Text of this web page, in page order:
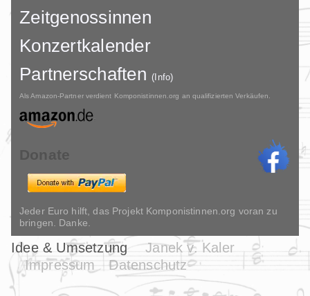
Zeitgenossinnen
Konzertkalender
Partnerschaften(Info)
Als Amazon-Partner verdient Komponistinnen.org an qualifizierten Verkäufen.
Donate
Jeder Euro hilft, das Projekt Komponistinnen.org voran zu
bringen. Danke.
Idee & Umsetzung
Janek v. Kaler
Impressum
Datenschutz